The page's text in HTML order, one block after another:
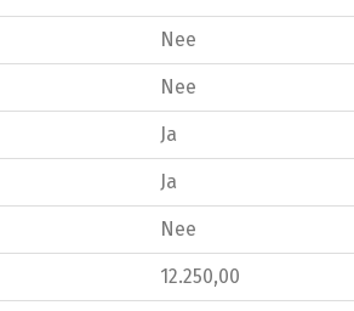
Nee
Nee
Ja
Ja
Nee
12.250,00